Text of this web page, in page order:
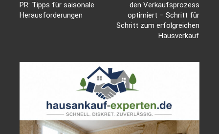
PR: Tipps für saisonale
Herausforderungen
den Verkaufsprozess
optimiert – Schritt für
Schritt zum erfolgreichen
Hausverkauf